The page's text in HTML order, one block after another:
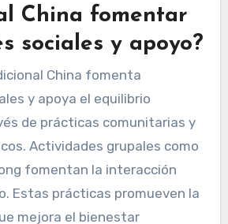
China fomentar
sociales y apoyo?
China fomenta
y apoya el equilibrio
de prácticas comunitarias y
Actividades grupales como
fomentan la interacción
Estas prácticas promueven la
mejora el bienestar